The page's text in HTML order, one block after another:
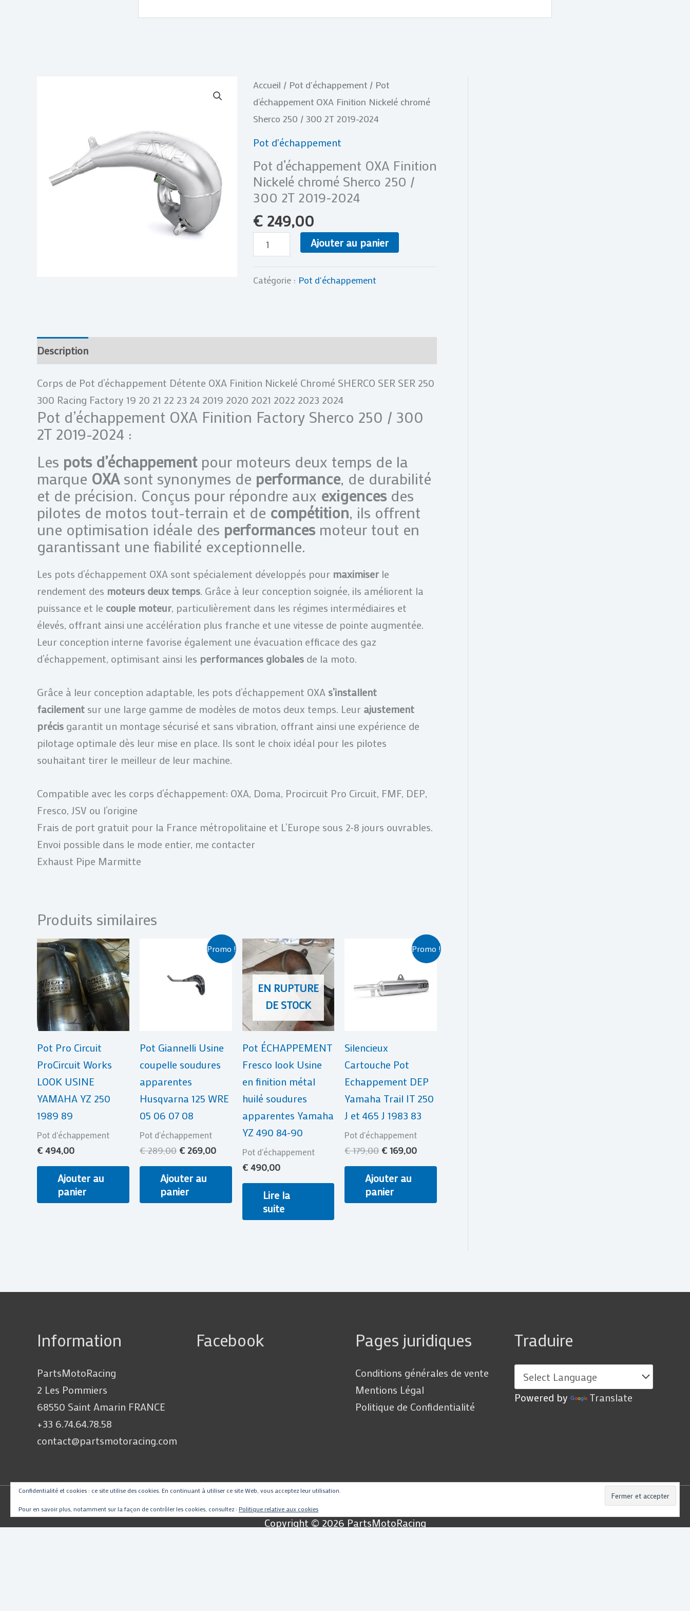
Accueil / Pot d'échappement/ Pot
d’échappement OXA Finition Nickelé chromé
Sherco 250 / 300 2T 2019-2024
Pot d'échappement
Pot d’échappement OXA Finition
Nickelé chromé Sherco 250 /
300 2T 2019-2024
€249,00
quantité
de
Pot
d'échappement
Finition
Nickelé
chromé
Sherco
250
/
300
2T
Ajouter au panier
Catégorie : Pot d'échappement
Description
Corps de Pot d’échappement Détente OXA Finition Nickelé Chromé SHERCO SER SER 250
300 Racing Factory 19 20 21 22 23 24 2019 2020 2021 2022 2023 2024
Pot d’échappement OXA Finition Factory Sherco 250 / 300
2T 2019-2024 :
Les pots d’échappementpour moteurs deux temps de la
marque OXAsont synonymes de performance, de durabilité
et de précision. Conçus pour répondre aux exigences des
pilotes de motos tout-terrain et de compétition, ils offrent
une optimisation idéale des performances moteur tout en
garantissant une fiabilité exceptionnelle.
Les pots d’échappement OXA sont spécialement développés pour maximiser le
rendement des moteurs deux temps. Grâce à leur conception soignée, ils améliorent la
puissance et le couple moteur, particulièrement dans les régimes intermédiaires et
élevés, offrant ainsi une accélération plus franche et une vitesse de pointe augmentée.
Leur conception interne favorise également une évacuation efficace des gaz
d’échappement, optimisant ainsi les performances globales de la moto.
Grâce à leur conception adaptable, les pots d’échappement OXA s’installent
facilement sur une large gamme de modèles de motos deux temps. Leur ajustement
précis garantit un montage sécurisé et sans vibration, offrant ainsi une expérience de
pilotage optimale dès leur mise en place. Ils sont le choix idéal pour les pilotes
souhaitant tirer le meilleur de leur machine.
Compatible avec les corps d’échappement: OXA, Doma, Procircuit Pro Circuit, FMF, DEP,
Fresco, JSV ou l’origine
Frais de port gratuit pour la France métropolitaine et L’Europe sous 2-8 jours ouvrables.
Envoi possible dans le mode entier, me contacter
Exhaust Pipe Marmitte
Produits similaires
Pot Pro Circuit
ProCircuit Works
LOOK USINE
YAMAHA YZ 250
1989 89
Pot d'échappement
€ 494,00
Ajouter au
panier
Promo !
Pot Giannelli Usine
coupelle soudures
apparentes
Husqvarna 125 WRE
05 06 07 08
Pot d'échappement
€289,00
était :
€ 289,00.
€269,00
prix
actuel
€ 269,00.
Ajouter au
panier
EN RUPTURE
DE STOCK
Pot ÉCHAPPEMENT
Fresco look Usine
en finition métal
huilé soudures
apparentes Yamaha
YZ 490 84-90
Pot d'échappement
€490,00
Lire la
suite
Promo !
Silencieux
Cartouche Pot
Echappement DEP
Yamaha Trail IT 250
J et 465 J 1983 83
Pot d'échappement
€179,00
était :
€ 179,00.
€ 169,00
prix
actuel
est :
€ 169,00.
Ajouter au
panier
Information
PartsMotoRacing
2 Les Pommiers
68550 Saint Amarin FRANCE
+33 6.74.64.78.58
contact@partsmotoracing.com
Facebook Pages juridiques
Conditions générales de vente
Mentions Légal
Politique de Confidentialité
Traduire
Powered by Translate
Copyright © 2026 PartsMotoRacing
Confidentialité et cookies : ce site utilise des cookies. En continuant à utiliser ce site Web, vous acceptez leur utilisation.
Pour en savoir plus, notamment sur la façon de contrôler les cookies, consultez : Politique relative aux cookies